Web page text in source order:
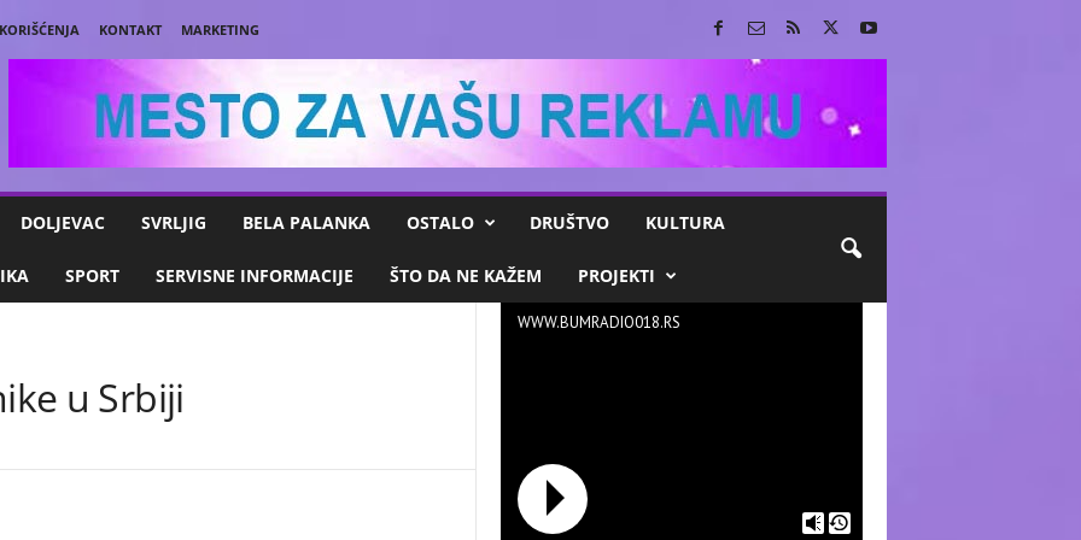
KONTAKT
MARKETING
DOLJEVAC SVRLJIG BELA PALANKA OSTALO DRUŠTVO KULTURA
SPORT SERVISNE INFORMACIJE ŠTO DA NE KAŽEM PROJEKTI
u Srbiji
WWW.BUMRADIO018.RS